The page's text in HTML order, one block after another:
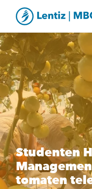
Studenten
tomaten